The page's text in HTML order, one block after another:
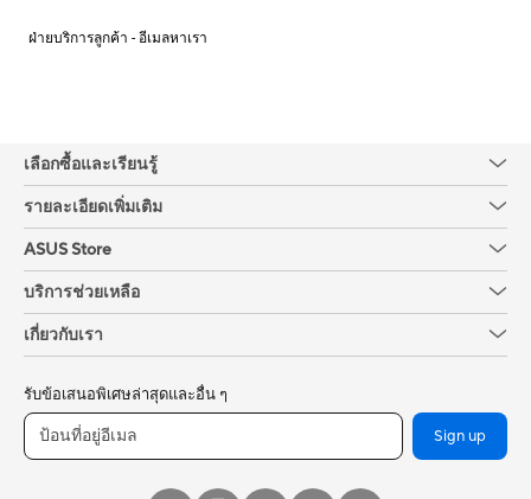
ฝ่ายบริการลูกค้า - อีเมลหาเรา
เลือกซื้อและเรียนรู้
รายละเอียดเพิ่มเติม
ASUS Store
บริการช่วยเหลือ
เกี่ยวกับเรา
รับข้อเสนอพิเศษล่าสุดและอื่น ๆ
Sign up